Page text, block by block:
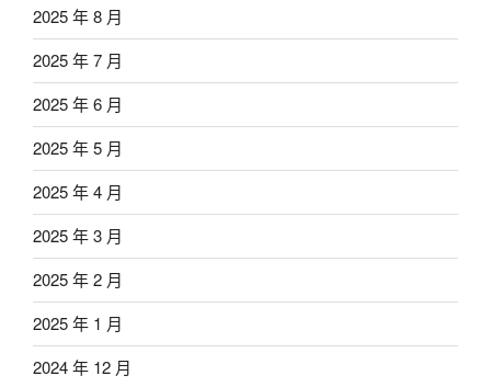
2025 年 8 月
2025 年 7 月
2025 年 6 月
2025 年 5 月
2025 年 4 月
2025 年 3 月
2025 年 2 月
2025 年 1 月
2024 年 12 月